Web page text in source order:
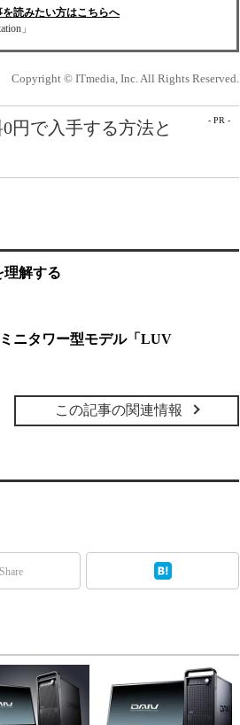
読みたい方はこちらへ
」
Copyright © ITmedia, Inc. All Rights Reserved.
- PR -
円で入手する方法と
理解する
ニタワー型モデル「LUV
この記事の関連情報
Share